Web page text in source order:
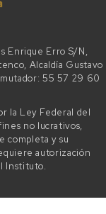
Enrique Erro S/N,
Alcaldía Gustavo
55 57 29 60
la Ley Federal del
no lucrativos,
completa y su
autorización
Instituto.